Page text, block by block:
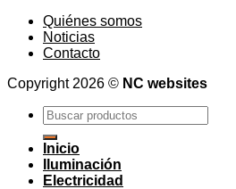
Quiénes somos
Noticias
Contacto
Copyright 2026 © NC websites
Buscar
por:
Inicio
Iluminación
Electricidad